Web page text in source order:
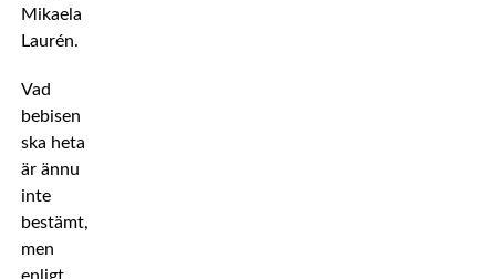
Mikaela
Laurén.
Vad
bebisen
ska heta
är ännu
inte
bestämt,
men
enligt